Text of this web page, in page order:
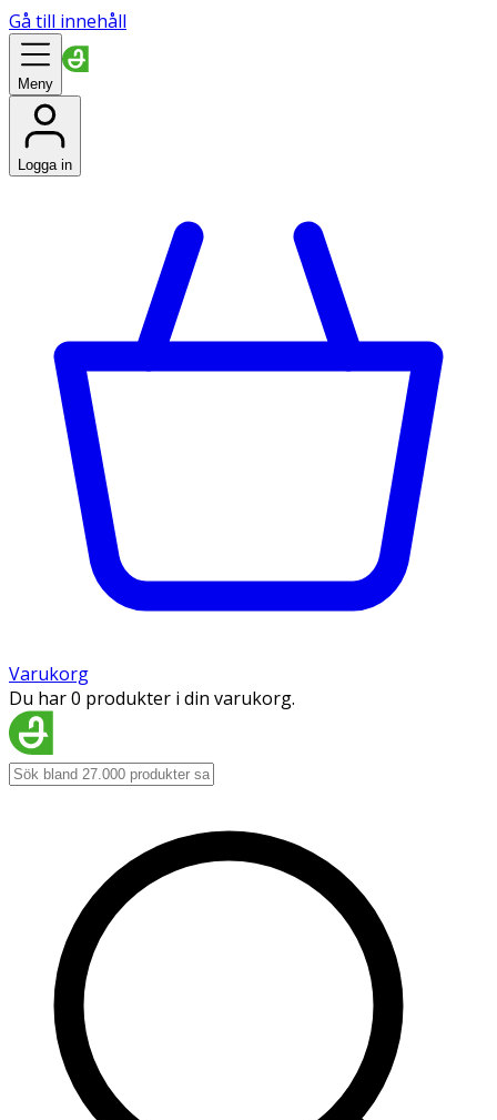
Gå till innehåll
Meny
Logga in
Varukorg
Du har 0 produkter i din varukorg.